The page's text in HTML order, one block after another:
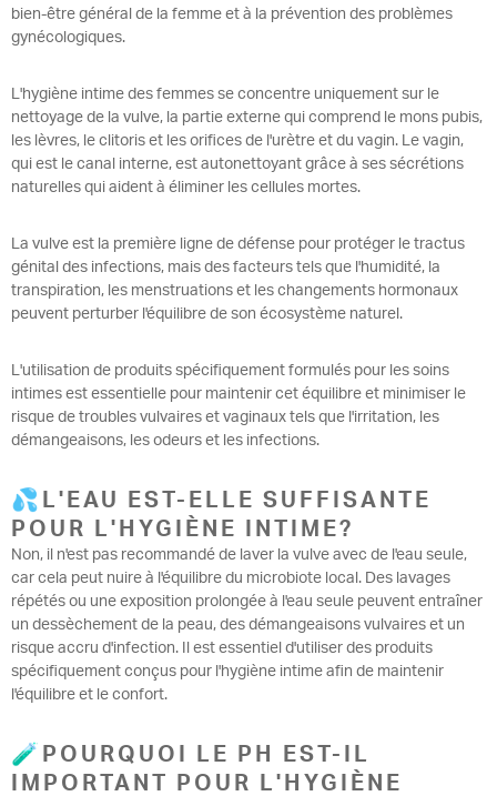
bien-être général de la femme et à la prévention des problèmes
gynécologiques.
L'hygiène intime des femmes se concentre uniquement sur le
nettoyage de la vulve, la partie externe qui comprend le mons pubis,
les lèvres, le clitoris et les orifices de l'urètre et du vagin. Le vagin,
qui est le canal interne, est autonettoyant grâce à ses sécrétions
naturelles qui aident à éliminer les cellules mortes.
La vulve est la première ligne de défense pour protéger le tractus
génital des infections, mais des facteurs tels que l'humidité, la
transpiration, les menstruations et les changements hormonaux
peuvent perturber l'équilibre de son écosystème naturel.
L'utilisation de produits spécifiquement formulés pour les soins
intimes est essentielle pour maintenir cet équilibre et minimiser le
risque de troubles vulvaires et vaginaux tels que l'irritation, les
démangeaisons, les odeurs et les infections.
💦L'EAU EST-ELLE SUFFISANTE
POUR L'HYGIÈNE INTIME?
Non, il n'est pas recommandé de laver la vulve avec de l'eau seule,
car cela peut nuire à l'équilibre du microbiote local. Des lavages
répétés ou une exposition prolongée à l'eau seule peuvent entraîner
un dessèchement de la peau, des démangeaisons vulvaires et un
risque accru d'infection. Il est essentiel d'utiliser des produits
spécifiquement conçus pour l'hygiène intime afin de maintenir
l'équilibre et le confort.
🧪POURQUOI LE PH EST-IL
IMPORTANT POUR L'HYGIÈNE